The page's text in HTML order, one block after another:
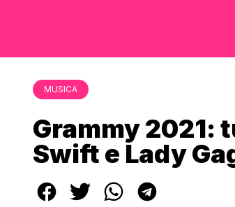
MUSICA
Grammy 2021:
Swift e Lady